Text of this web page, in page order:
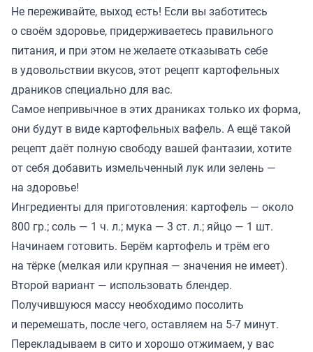
Не переживайте, выход есть! Если вы заботитесь
о своём здоровье, придерживаетесь правильного
питания, и при этом не желаете отказывать себе
в удовольствии вкусов, этот рецепт картофельных
драников специально для вас.
Самое непривычное в этих драниках только их форма,
они будут в виде картофельных вафель. А ещё такой
рецепт даёт полную свободу вашей фантазии, хотите
от себя добавить измельченный лук или зелень —
на здоровье!
Ингредиенты для приготовления: картофель — около
800 гр.; соль — 1 ч. л.; мука — 3 ст. л.; яйцо — 1 шт.
Начинаем готовить. Берём картофель и трём его
на тёрке (мелкая или крупная — значения не имеет).
Второй вариант — использовать блендер.
Получившуюся массу необходимо посолить
и перемешать, после чего, оставляем на 5-7 минут.
Перекладываем в сито и хорошо отжимаем, у вас